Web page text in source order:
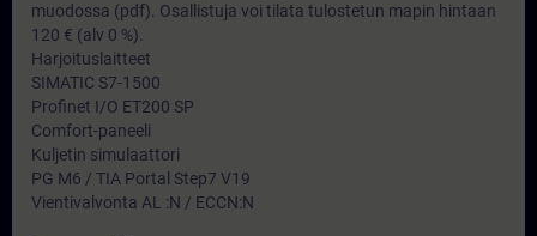
muodossa (pdf). Osallistuja voi tilata tulostetun mapin hintaan
120 € (alv 0 %).
Harjoituslaitteet
SIMATIC S7-1500
Profinet I/O ET200 SP
Comfort-paneeli
Kuljetin simulaattori
PG M6 / TIA Portal Step7 V19
Vientivalvonta AL :N / ECCN:N